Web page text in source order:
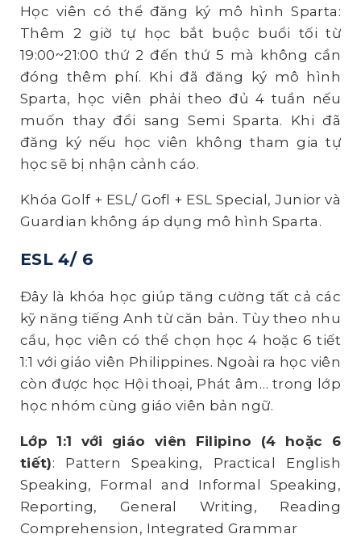
Học viên có thể đăng ký mô hình Sparta:
Thêm 2 giờ tự học bắt buộc buổi tối từ
19:00~21:00 thứ 2 đến thứ 5 mà không cần
đóng thêm phí. Khi đã đăng ký mô hình
Sparta, học viên phải theo đủ 4 tuần nếu
muốn thay đổi sang Semi Sparta. Khi đã
đăng ký nếu học viên không tham gia tự
học sẽ bị nhận cảnh cáo.
Khóa Golf + ESL/ Gofl + ESL Special, Junior và
Guardian không áp dụng mô hình Sparta.
ESL 4/ 6
Đây là khóa học giúp tăng cường tất cả các
kỹ năng tiếng Anh từ căn bản. Tùy theo nhu
cầu, học viên có thể chọn học 4 hoặc 6 tiết
1:1 với giáo viên Philippines. Ngoài ra học viên
còn được học Hội thoại, Phát âm… trong lớp
học nhóm cùng giáo viên bản ngữ.
Lớp 1:1 với giáo viên Filipino (4 hoặc 6
tiết): Pattern Speaking, Practical English
Speaking, Formal and Informal Speaking,
Reporting, General Writing, Reading
Comprehension, Integrated Grammar